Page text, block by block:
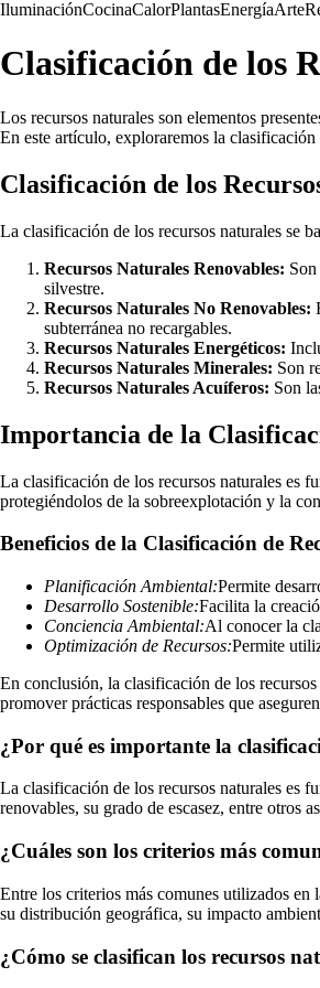
IluminaciónCocinaCalorPlantasEnergíaArte
Clasificación de los
Los recursos naturales son elementos
En este artículo, exploraremos la
Clasificación de los
La clasificación de los recursos naturales se
Recursos Naturales Renovables:
silvestre.
Recursos Naturales No Renovables:
subterránea no recargables.
Recursos Naturales Energéticos:
Recursos Naturales Minerales: Son
Recursos Naturales Acuíferos: Son
Importancia de la
La clasificación de los recursos naturales es
protegiéndolos de la sobreexplotación y la
Beneficios de la Clasificación de
Planificación Ambiental:Permite
Desarrollo Sostenible:Facilita la
Conciencia Ambiental:Al conocer la
Optimización de Recursos:Permite
En conclusión, la clasificación de los
promover prácticas responsables que
¿Por qué es importante la
La clasificación de los recursos naturales es
renovables, su grado de escasez, entre otros
¿Cuáles son los criterios más
Entre los criterios más comunes utilizados en
su distribución geográfica, su impacto
¿Cómo se clasifican los recursos